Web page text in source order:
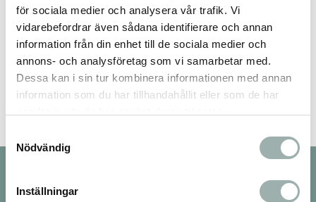
för sociala medier och analysera vår trafik. Vi
vidarebefordrar även sådana identifierare och annan
information från din enhet till de sociala medier och
annons- och analysföretag som vi samarbetar med.
Dessa kan i sin tur kombinera informationen med annan
information som du har tillhandahållit eller som de har
Nödvändig
Inställningar
Bli den första att lämna ett omdöme.